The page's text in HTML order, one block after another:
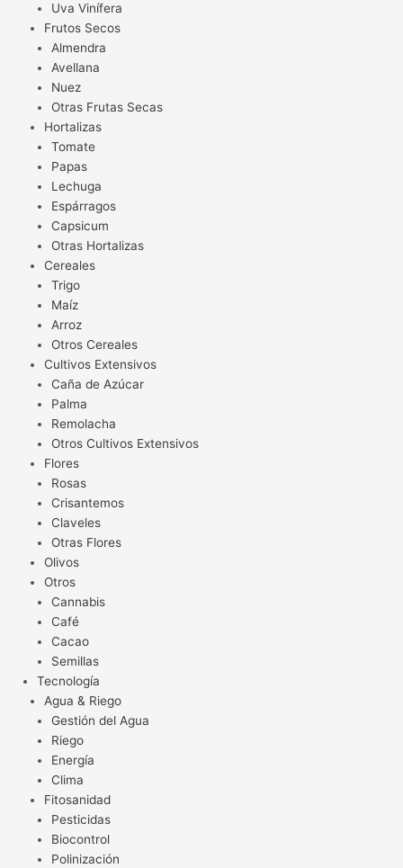
Uva Vinífera
Frutos Secos
Almendra
Avellana
Nuez
Otras Frutas Secas
Hortalizas
Tomate
Papas
Lechuga
Espárragos
Capsicum
Otras Hortalizas
Cereales
Trigo
Maíz
Arroz
Otros Cereales
Cultivos Extensivos
Caña de Azúcar
Palma
Remolacha
Otros Cultivos Extensivos
Flores
Rosas
Crisantemos
Claveles
Otras Flores
Olivos
Otros
Cannabis
Café
Cacao
Semillas
Tecnología
Agua & Riego
Gestión del Agua
Riego
Energía
Clima
Fitosanidad
Pesticidas
Biocontrol
Polinización